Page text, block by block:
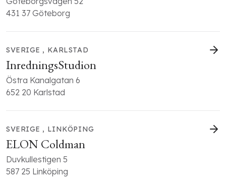
431 37 Göteborg
SVERIGE , KARLSTAD
InredningsStudion
Östra Kanalgatan 6
652 20 Karlstad
SVERIGE , LINKÖPING
ELON Coldman
Duvkullestigen 5
587 25 Linköping